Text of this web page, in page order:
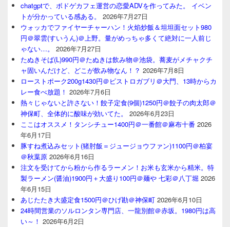
chatgptで、ボドゲカフェ運営の恋愛ADVを作ってみた。 イベン
トが分かっている感ある。
2026年7月27日
ウォッカでファイヤーチャーハン！火焰炒飯＆坦坦面セット980
円＠翠雲(すいうん)＠上野。量がめっちゃ多くて絶対に一人前じ
ゃない…。
2026年7月27日
たぬきそば(L)990円＠たぬきは飲み物＠池袋。蕎麦がメチャクチ
ャ固いんだけど、どこが飲み物なん！？ 2026年7月8日
ローストポーク200g1430円＠ビストロガブリ＠大門、13時からカ
レー食べ放題！ 2026年7月6日
熱々じゃないと許さない！餃子定食(9個)1250円＠餃子の肉太郎＠
神保町、全体的に酸味が効いてた。
2026年6月23日
ここはオススメ！タンシチュー1400円＠一番館＠麻布十番 2026
年6月17日
豚すね煮込みセット(猪肘飯＝ジュージョウファン)1100円＠柏宴
＠秋葉原 2026年6月16日
注文を受けてから粉から作るラーメン！お米も玄米から精米。特
製ラーメン(醤油)1900円＋大盛り100円＠麺や 七彩＠八丁堀 2026
年6月15日
あじたたき大盛定食1500円＠ひげ勘＠神保町 2026年6月10日
24時間営業のソルロンタン専門店、一龍別館＠赤坂。1980円は高
い～！ 2026年6月2日